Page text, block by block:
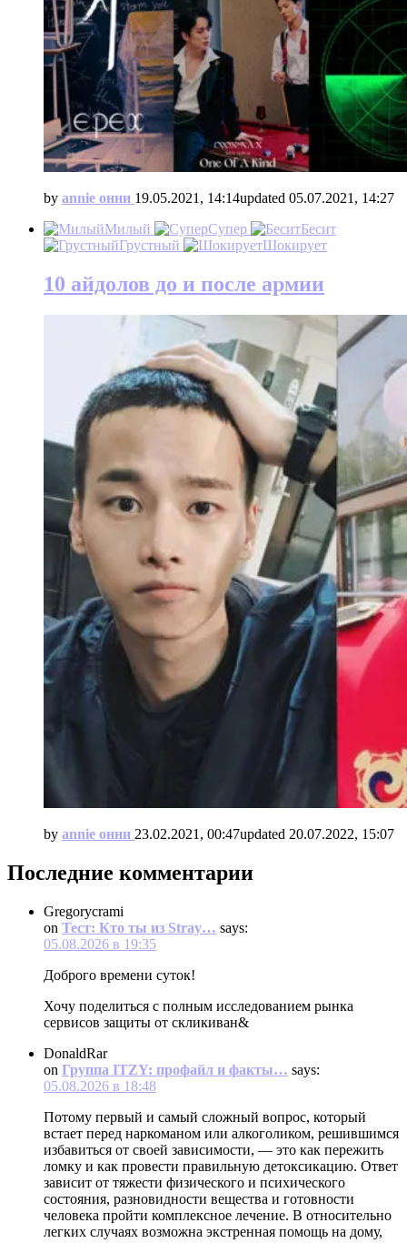
by annie онни 19.05.2021, 14:14updated 05.07.2021, 14:27
Милый
Супер
Бесит
Грустный
Шокирует
10 айдолов до и после армии
by annie онни 23.02.2021, 00:47updated 20.07.2022, 15:07
Последние комментарии
Gregorycrami
on Тест: Кто ты из Stray… says:
05.08.2026 в 19:35
Доброго времени суток!
Хочу поделиться с полным исследованием рынка
сервисов защиты от скликиван&
DonaldRar
on Группа ITZY: профайл и факты… says:
05.08.2026 в 18:48
Потому первый и самый сложный вопрос, который
встает перед наркоманом или алкоголиком, решившимся
избавиться от своей зависимости, — это как пережить
ломку и как провести правильную детоксикацию. Ответ
зависит от тяжести физического и психического
состояния, разновидности вещества и готовности
человека пройти комплексное лечение. В относительно
легких случаях возможна экстренная помощь на дому,